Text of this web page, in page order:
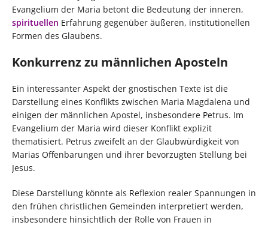
Evangelium der Maria betont die Bedeutung der inneren,
spirituellen Erfahrung gegenüber äußeren, institutionellen
Formen des Glaubens.
Konkurrenz zu männlichen Aposteln
Ein interessanter Aspekt der gnostischen Texte ist die
Darstellung eines Konflikts zwischen Maria Magdalena und
einigen der männlichen Apostel, insbesondere Petrus. Im
Evangelium der Maria wird dieser Konflikt explizit
thematisiert. Petrus zweifelt an der Glaubwürdigkeit von
Marias Offenbarungen und ihrer bevorzugten Stellung bei
Jesus.
Diese Darstellung könnte als Reflexion realer Spannungen in
den frühen christlichen Gemeinden interpretiert werden,
insbesondere hinsichtlich der Rolle von Frauen in